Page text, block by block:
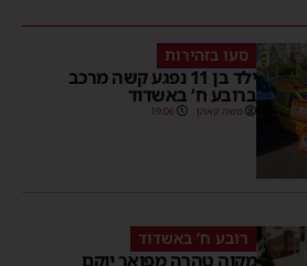
סעו בזהירות
ילד בן 11 נפגע קשה מרכב
ברובע ח’ באשדוד
משה קאהן 19:06
רובע ח’ באשדוד
מקוה טהרה מפואר יוקם